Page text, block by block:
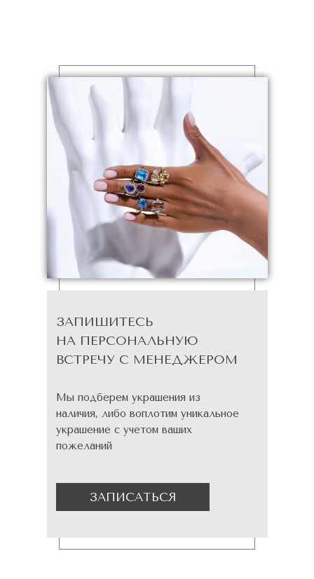
ЗАПИШИТЕСЬ
НА ПЕРСОНАЛЬНУЮ
ВСТРЕЧУ С МЕНЕДЖЕРОМ
Мы подберем украшения из
наличия, либо воплотим уникальное
украшение с учетом ваших
пожеланий
ЗАПИСАТЬСЯ